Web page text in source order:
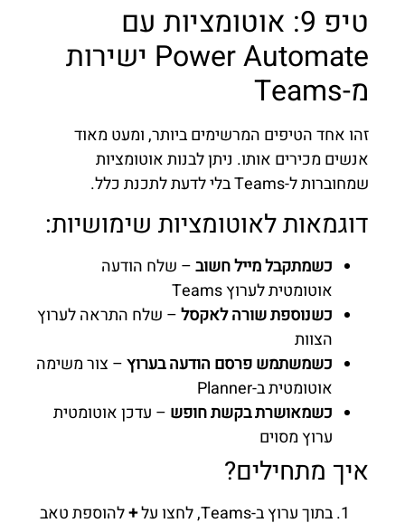
טיפ 9: אוטומציות עם
Power Automate ישירות
מ-Teams
זהו אחד הטיפים המרשימים ביותר, ומעט מאוד
אנשים מכירים אותו. ניתן לבנות אוטומציות
שמחוברות ל-Teams בלי לדעת לתכנת כלל.
דוגמאות לאוטומציות שימושיות:
כשמתקבל מייל חשוב– שלח הודעה
אוטומטית לערוץ Teams
כשנוספת שורה לאקסל– שלח התראה לערוץ
הצוות
כשמשתמש פרסם הודעה בערוץ– צור משימה
אוטומטית ב-Planner
כשמאושרת בקשת חופש – עדכן אוטומטית
ערוץ מסוים
איך מתחילים?
בתוך ערוץ ב-Teams, לחצו על +להוספת טאב